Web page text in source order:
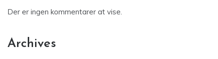
Der er ingen kommentarer at vise.
Archives